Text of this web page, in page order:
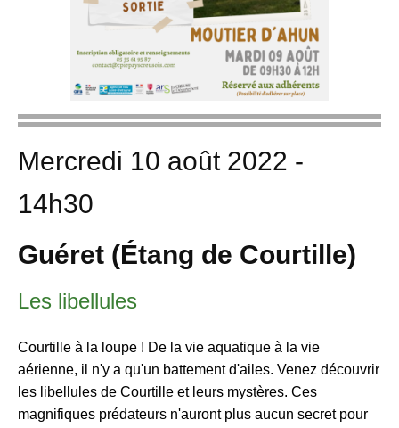
Mercredi 10 août 2022 -
14h30
Guéret (Étang de Courtille)
Les libellules
Courtille à la loupe ! De la vie aquatique à la vie
aérienne, il n'y a qu'un battement d'ailes. Venez découvrir
les libellules de Courtille et leurs mystères. Ces
magnifiques prédateurs n'auront plus aucun secret pour